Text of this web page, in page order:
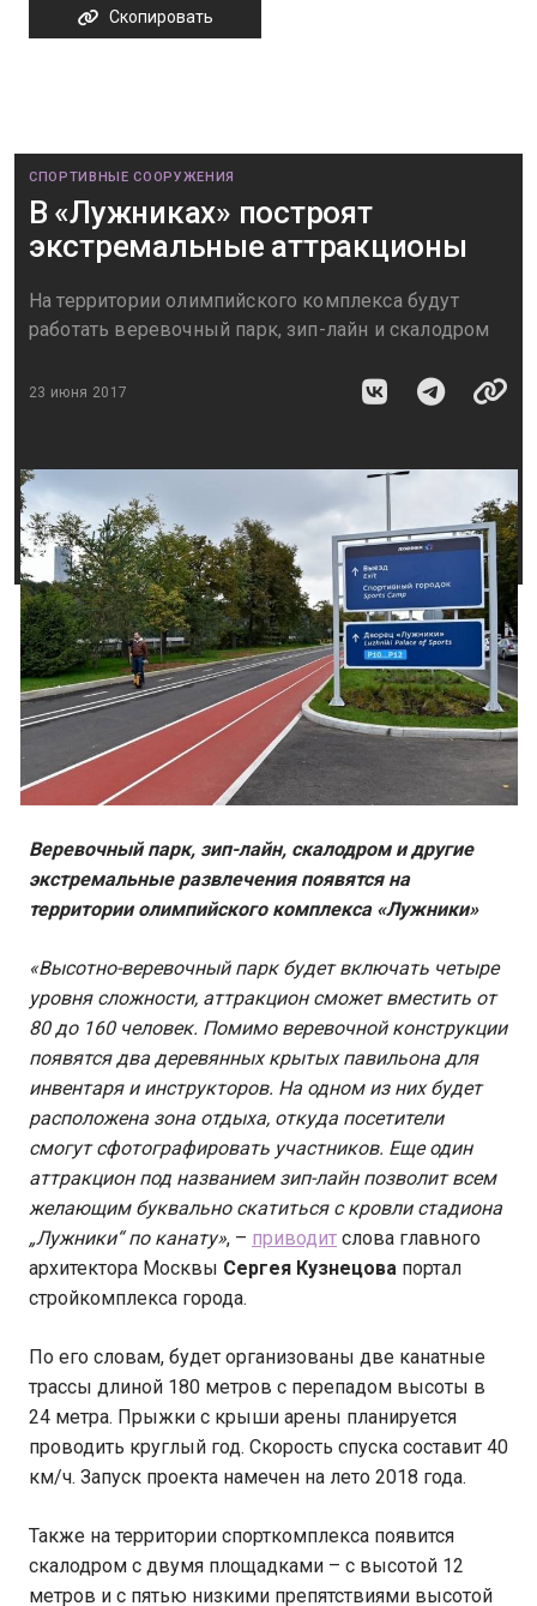
Скопировать
СПОРТИВНЫЕ СООРУЖЕНИЯ
В «Лужниках» построят
экстремальные аттракционы
На территории олимпийского комплекса будут
работать веревочный парк, зип-лайн и скалодром
23 июня 2017
Веревочный парк, зип-лайн, скалодром и другие
экстремальные развлечения появятся на
территории олимпийского комплекса «Лужники»
«Высотно-веревочный парк будет включать четыре
уровня сложности, аттракцион сможет вместить от
80 до 160 человек. Помимо веревочной конструкции
появятся два деревянных крытых павильона для
инвентаря и инструкторов. На одном из них будет
расположена зона отдыха, откуда посетители
смогут сфотографировать участников. Еще один
аттракцион под названием зип-лайн позволит всем
желающим буквально скатиться с кровли стадиона
„Лужники“ по канату», – приводит слова главного
архитектора Москвы Сергея Кузнецова портал
стройкомплекса города.
По его словам, будет организованы две канатные
трассы длиной 180 метров с перепадом высоты в
24 метра. Прыжки с крыши арены планируется
проводить круглый год. Скорость спуска составит 40
км/ч. Запуск проекта намечен на лето 2018 года.
Также на территории спорткомплекса появится
скалодром с двумя площадками – с высотой 12
метров и с пятью низкими препятствиями высотой